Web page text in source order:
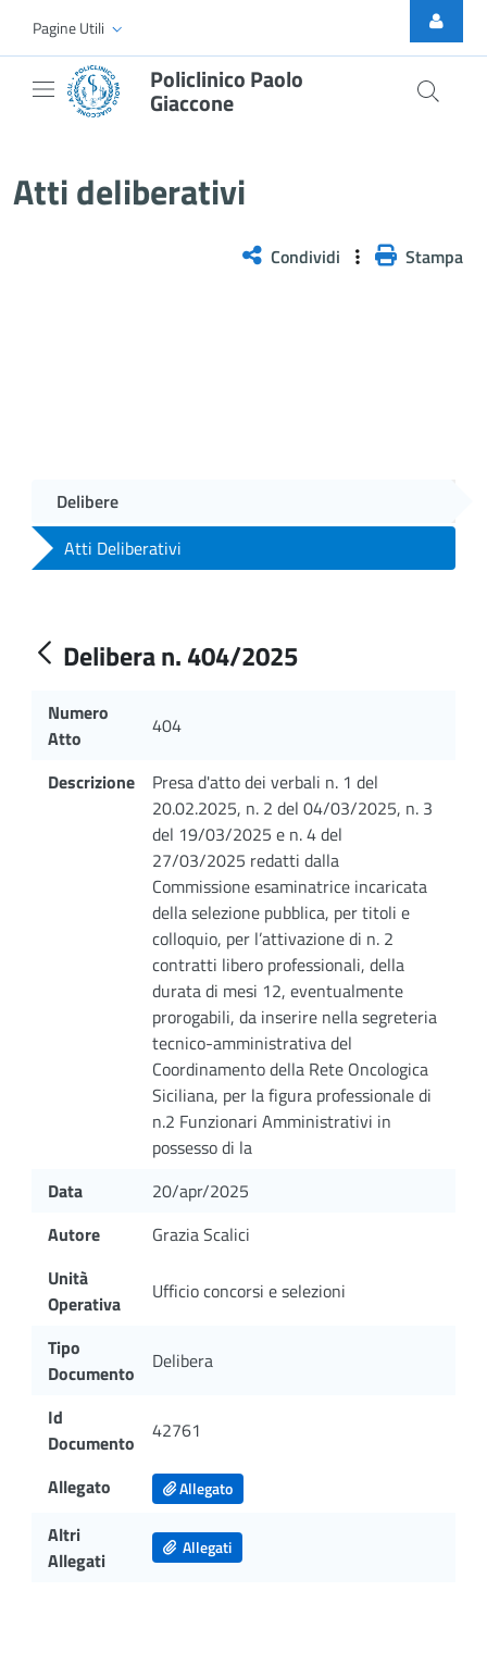
Skip to Main Content
Pagine Utili
Policlinico Paolo
Giaccone
Atti deliberativi
Condividi Stampa
Delibere
Atti Deliberativi
Delibera n. 404/2025
Numero
Atto
404
Descrizione
Presa d'atto dei verbali n. 1 del
20.02.2025, n. 2 del 04/03/2025, n. 3
del 19/03/2025 e n. 4 del
27/03/2025 redatti dalla
Commissione esaminatrice incaricata
della selezione pubblica, per titoli e
colloquio, per l’attivazione di n. 2
contratti libero professionali, della
durata di mesi 12, eventualmente
prorogabili, da inserire nella segreteria
tecnico-amministrativa del
Coordinamento della Rete Oncologica
Siciliana, per la figura professionale di
n.2 Funzionari Amministrativi in
possesso di la
Data
20/apr/2025
Autore
Grazia Scalici
Unità
Operativa
Ufficio concorsi e selezioni
Tipo
Documento
Delibera
Id
Documento
42761
Allegato Allegato
Altri
Allegati
Allegati